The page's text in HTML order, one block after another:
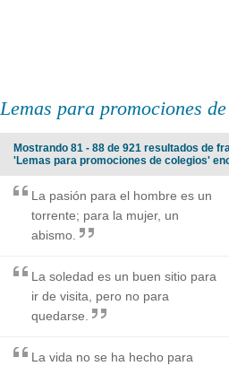
Lemas para promociones
Mostrando 81 - 88 de 921 resultados de
'Lemas para promociones de colegios'
La pasión para el hombre es un
torrente; para la mujer, un
abismo.
La soledad es un buen sitio para
ir de visita, pero no para
quedarse.
La vida no se ha hecho para